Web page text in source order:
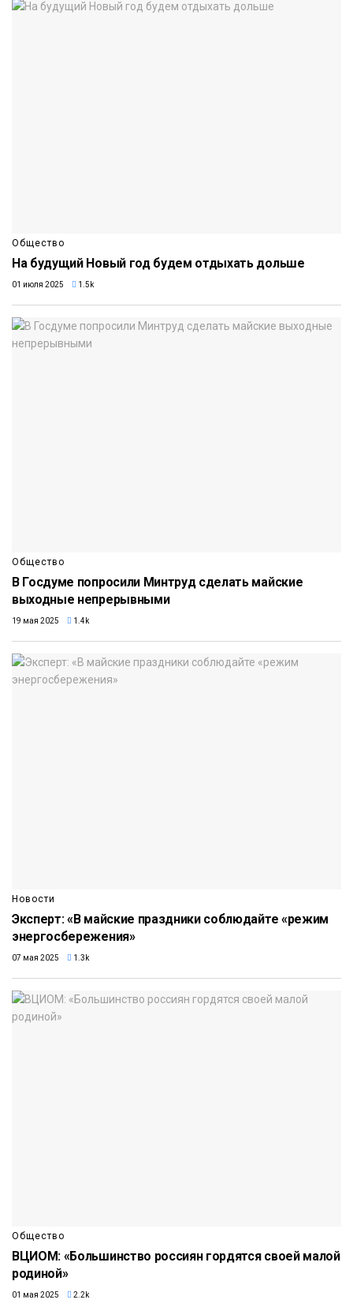
Общество
На будущий Новый год будем отдыхать дольше
01 июля 2025 1.5k
Общество
В Госдуме попросили Минтруд сделать майские
выходные непрерывными
19 мая 2025 1.4k
Новости
Эксперт: «В майские праздники соблюдайте «режим
энергосбережения»
07 мая 2025 1.3k
Общество
ВЦИОМ: «Большинство россиян гордятся своей малой
родиной»
01 мая 2025 2.2k